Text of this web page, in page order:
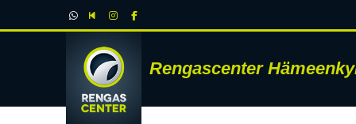
Rengascenter